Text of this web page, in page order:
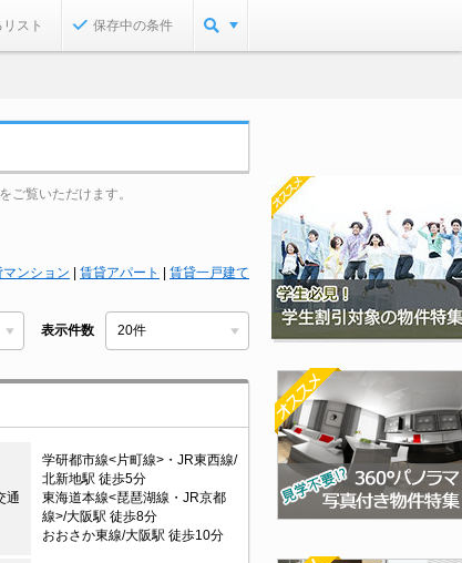
スト 保存中の条件
ご覧いただけます。
マンション 賃貸アパート 賃貸一戸建て
表示件数
通
学研都市線<片町線>・JR東西線/
北新地駅 徒歩5分
東海道本線<琵琶湖線・JR京都
線>/大阪駅 徒歩8分
おおさか東線/大阪駅 徒歩10分